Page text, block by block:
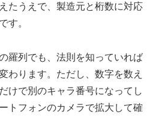
たうえで、製造元と桁数に対応
す。
羅列でも、法則を知っていれば
わります。ただし、数字を数え
けで別のキャラ番号になってし
トフォンのカメラで拡大して確